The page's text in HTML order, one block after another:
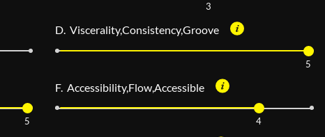
3
D. Viscerality,Consistency,Groove
5
5
F. Accessibility,Flow,Accessible
4